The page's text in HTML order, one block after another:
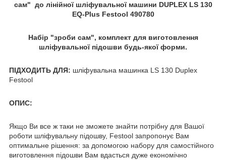
сам" до лінійної шліфувальної машини DUPLEX LS 130
EQ-Plus Festool 490780
Набір "зроби сам", комплект для виготовлення
шліфувальної підошви будь-якої форми.
ПІДХОДИТЬ ДЛЯ: шліфувальна машинка LS 130 Duplex
Festool
ОПИС:
Якщо Ви все ж таки не зможете знайти потрібну для Вашої
роботи шліфувальну підошву, Festool запропонує Вам
оптимальне рішення: за допомогою набору для самостійного
виготовлення підошви Вам вдасться дуже економічно